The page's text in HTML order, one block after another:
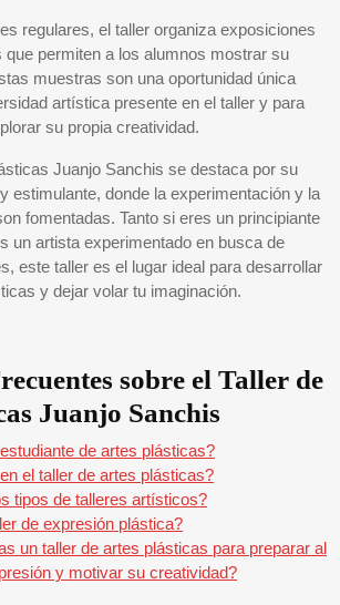
regulares, el taller organiza exposiciones
permiten a los alumnos mostrar su
muestras son una oportunidad única
artística presente en el taller y para
su propia creatividad.
Juanjo Sanchis se destaca por su
estimulante, donde la experimentación y la
fomentadas. Tanto si eres un principiante
un artista experimentado en busca de
este taller es el lugar ideal para desarrollar
y dejar volar tu imaginación.
sobre el Taller de
Juanjo Sanchis
de artes plásticas?
el taller de artes plásticas?
tipos de talleres artísticos?
de expresión plástica?
un taller de artes plásticas para preparar al
y motivar su creatividad?